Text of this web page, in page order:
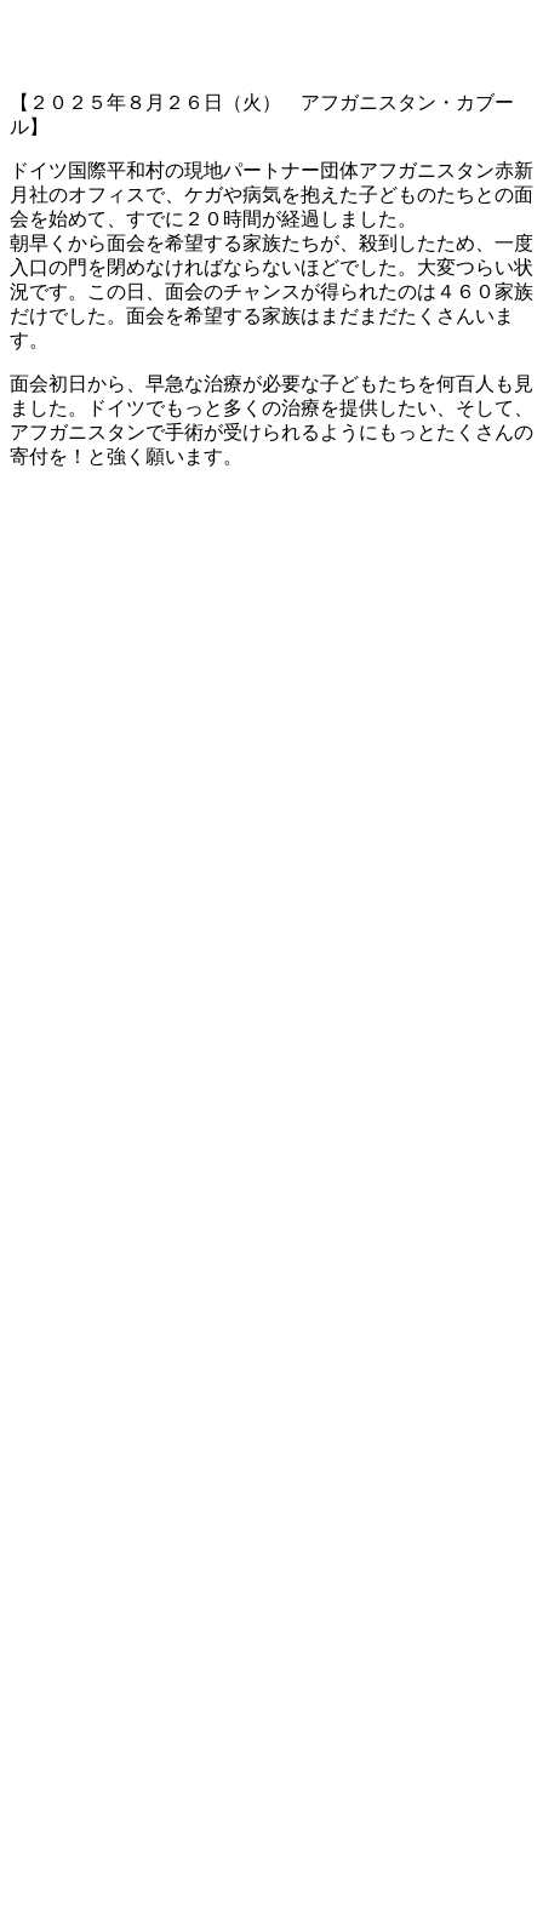
【２０２５年８月２６日（火） アフガニスタン・カブー
ル】
ドイツ国際平和村の現地パートナー団体アフガニスタン赤新
月社のオフィスで、ケガや病気を抱えた子どものたちとの面
会を始めて、すでに２０時間が経過しました。
朝早くから面会を希望する家族たちが、殺到したため、一度
入口の門を閉めなければならないほどでした。大変つらい状
況です。この日、面会のチャンスが得られたのは４６０家族
だけでした。面会を希望する家族はまだまだたくさんいま
す。
面会初日から、早急な治療が必要な子どもたちを何百人も見
ました。ドイツでもっと多くの治療を提供したい、そして、
アフガニスタンで手術が受けられるようにもっとたくさんの
寄付を！と強く願います。